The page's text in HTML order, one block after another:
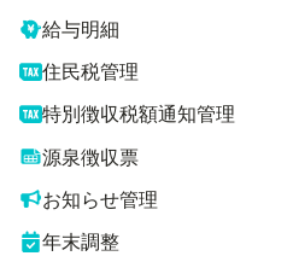
給与明細
住民税管理
特別徴収税額通知管理
源泉徴収票
お知らせ管理
年末調整